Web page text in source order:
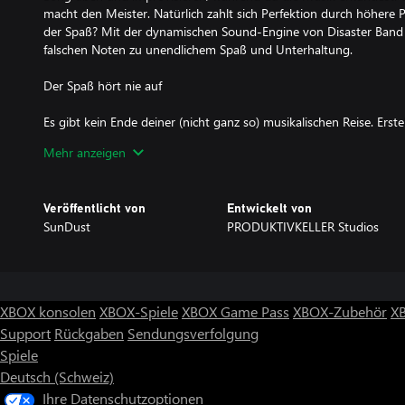
macht den Meister. Natürlich zahlt sich Perfektion durch höhere
der Spaß? Mit der dynamischen Sound-Engine von Disaster
falschen Noten zu unendlichem Spaß und Unterhaltung.
Der Spaß hört nie auf
Es gibt kein Ende deiner (nicht ganz so) musikalischen Reise.
die Songs anderer Spieler, um sowohl im Proberaum als auch auf
Features
* Online-Multiplayer für bis zu 4 Spieler - Egal, ob du Host oder
seinen Weg zum musikalischen Ruhm genießen kann.
* Mod.io-Unterstützung - Erstelle deine eigenen Tracks (via
Band-Community.(*)
Instrumenten wie Geige, Flöte oder Pauke über exotischere
oder einem Chor gibt es tausende mögliche Kombinationen.
Mehr anzeigen
Veröffentlicht von
SunDust
Entwickelt von
PRODUKTIVKELLER Studios
XBOX konsolen XBOX-SpieleXBOX Game Pass XBOX-Zubehör
Support Rückgaben Sendungsverfolgung
Spiele
Deutsch (Schweiz)
Ihre Datenschutzoptionen